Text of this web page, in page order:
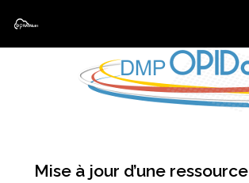
Mise à jour d’une ressource